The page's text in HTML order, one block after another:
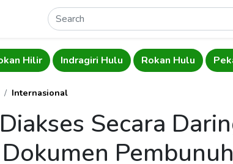
Rokan Hulu
Hilir Indragiri Hulu
Internasional
Secara